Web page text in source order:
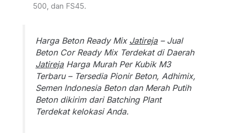
500, dan FS45.
Harga Beton Ready Mix Jatireja– Jual
Beton Cor Ready Mix Terdekat di Daerah
JatirejaHarga Murah Per Kubik M3
Terbaru – Tersedia Pionir Beton, Adhimix,
Semen Indonesia Beton dan Merah Putih
Beton dikirim dari Batching Plant
Terdekat kelokasi Anda.